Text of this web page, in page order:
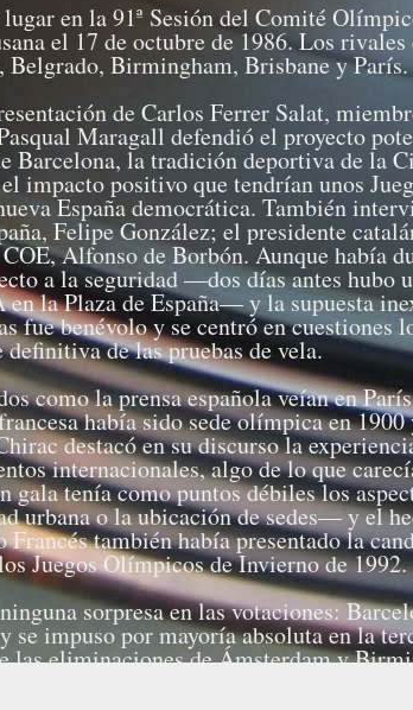
en la 91ª Sesión del Comité
el 17 de octubre de 1986. Los
Belgrado, Birmingham, Brisbane y París.
de Carlos Ferrer Salat,
Maragall defendió el proyecto
Barcelona, la tradición deportiva de la
impacto positivo que tendrían unos
España democrática. También
Felipe González; el presidente
Alfonso de Borbón. Aunque había
a la seguridad —dos días antes hubo
la Plaza de España— y la supuesta
fue benévolo y se centró en cuestiones
definitiva de las pruebas de vela.
como la prensa española veían en
había sido sede olímpica en
destacó en su discurso la
internacionales, algo de lo que
gala tenía como puntos débiles los
urbana o la ubicación de sedes— y el
también había presentado la
Juegos Olímpicos de Invierno de 1992.
sorpresa en las votaciones:
se impuso por mayoría absoluta en la
las eliminaciones de Ámsterdam y